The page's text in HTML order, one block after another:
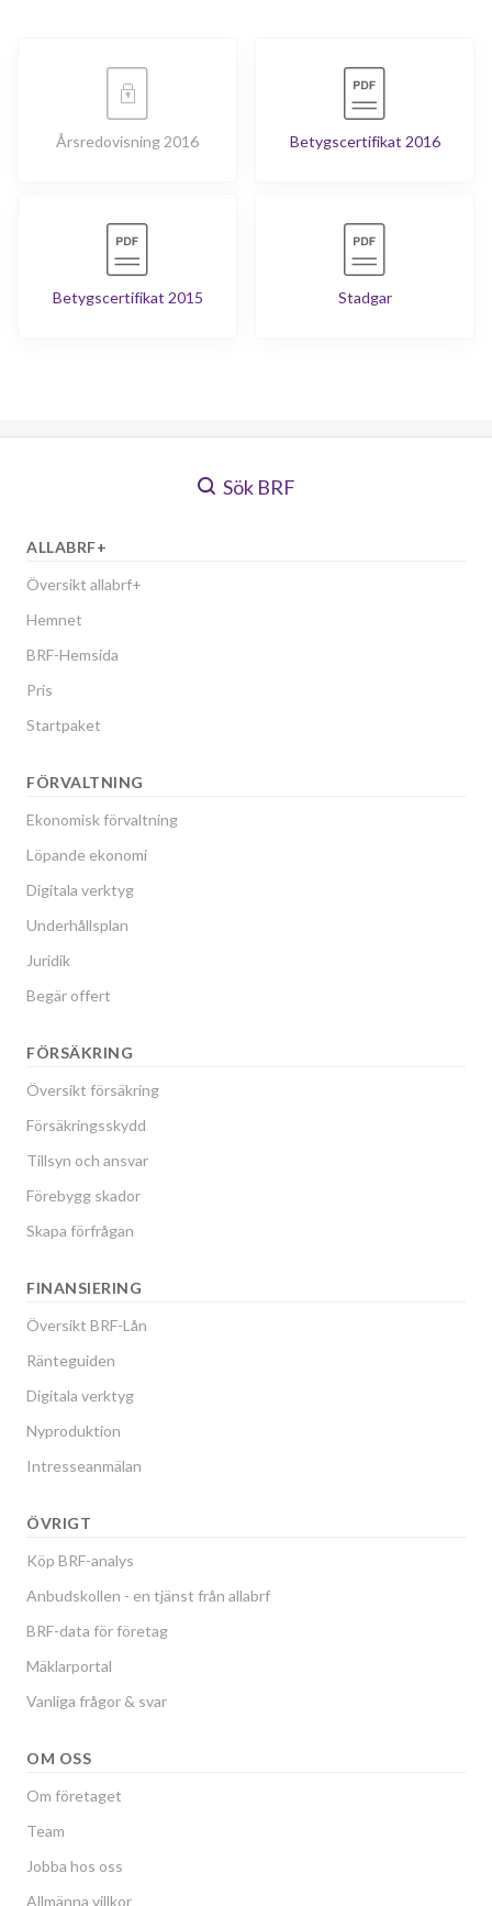
Årsredovisning 2016 Betygscertifikat 2016
Betygscertifikat 2015 Stadgar
Sök BRF
ALLABRF+
Översikt allabrf+
Hemnet
BRF-Hemsida
Pris
Startpaket
FÖRVALTNING
Ekonomisk förvaltning
Löpande ekonomi
Digitala verktyg
Underhållsplan
Juridik
Begär offert
FÖRSÄKRING
Översikt försäkring
Försäkringsskydd
Tillsyn och ansvar
Förebygg skador
Skapa förfrågan
FINANSIERING
Översikt BRF-Lån
Ränteguiden
Digitala verktyg
Nyproduktion
Intresseanmälan
ÖVRIGT
Köp BRF-analys
Anbudskollen - en tjänst från allabrf
BRF-data för företag
Mäklarportal
Vanliga frågor & svar
OM OSS
Om företaget
Team
Jobba hos oss
Allmänna villkor